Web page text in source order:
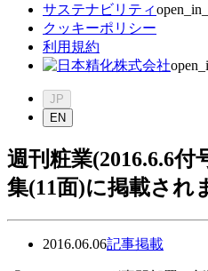
サステナビリティ
クッキーポリシー
利用規約
JP
EN
週刊粧業(2016.6.6
集(11面)に掲載され
2016.06.06記事掲載